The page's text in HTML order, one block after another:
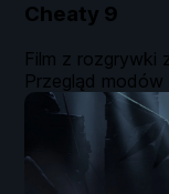
Cheaty 9
Film z rozgrywki
Przegląd